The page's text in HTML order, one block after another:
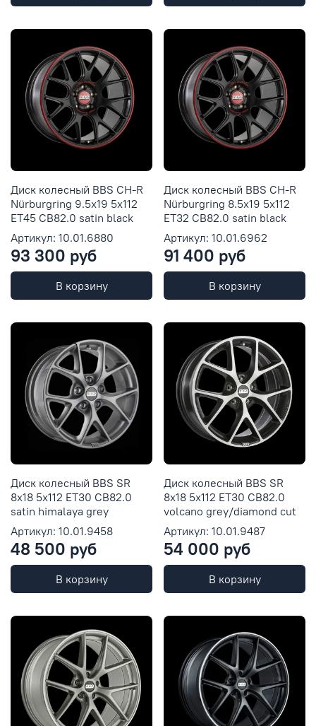
Диск колесный BBS CH-R
Nürburgring 9.5x19 5x112
ET45 CB82.0 satin black
Артикул: 10.01.6880
93 300 руб
В корзину
Диск колесный BBS CH-R
Nürburgring 8.5x19 5x112
ET32 CB82.0 satin black
Артикул: 10.01.6962
91 400 руб
В корзину
Диск колесный BBS SR
8x18 5x112 ET30 CB82.0
satin himalaya grey
Артикул: 10.01.9458
48 500 руб
В корзину
Диск колесный BBS SR
8x18 5x112 ET30 CB82.0
volcano grey/diamond cut
Артикул: 10.01.9487
54 000 руб
В корзину